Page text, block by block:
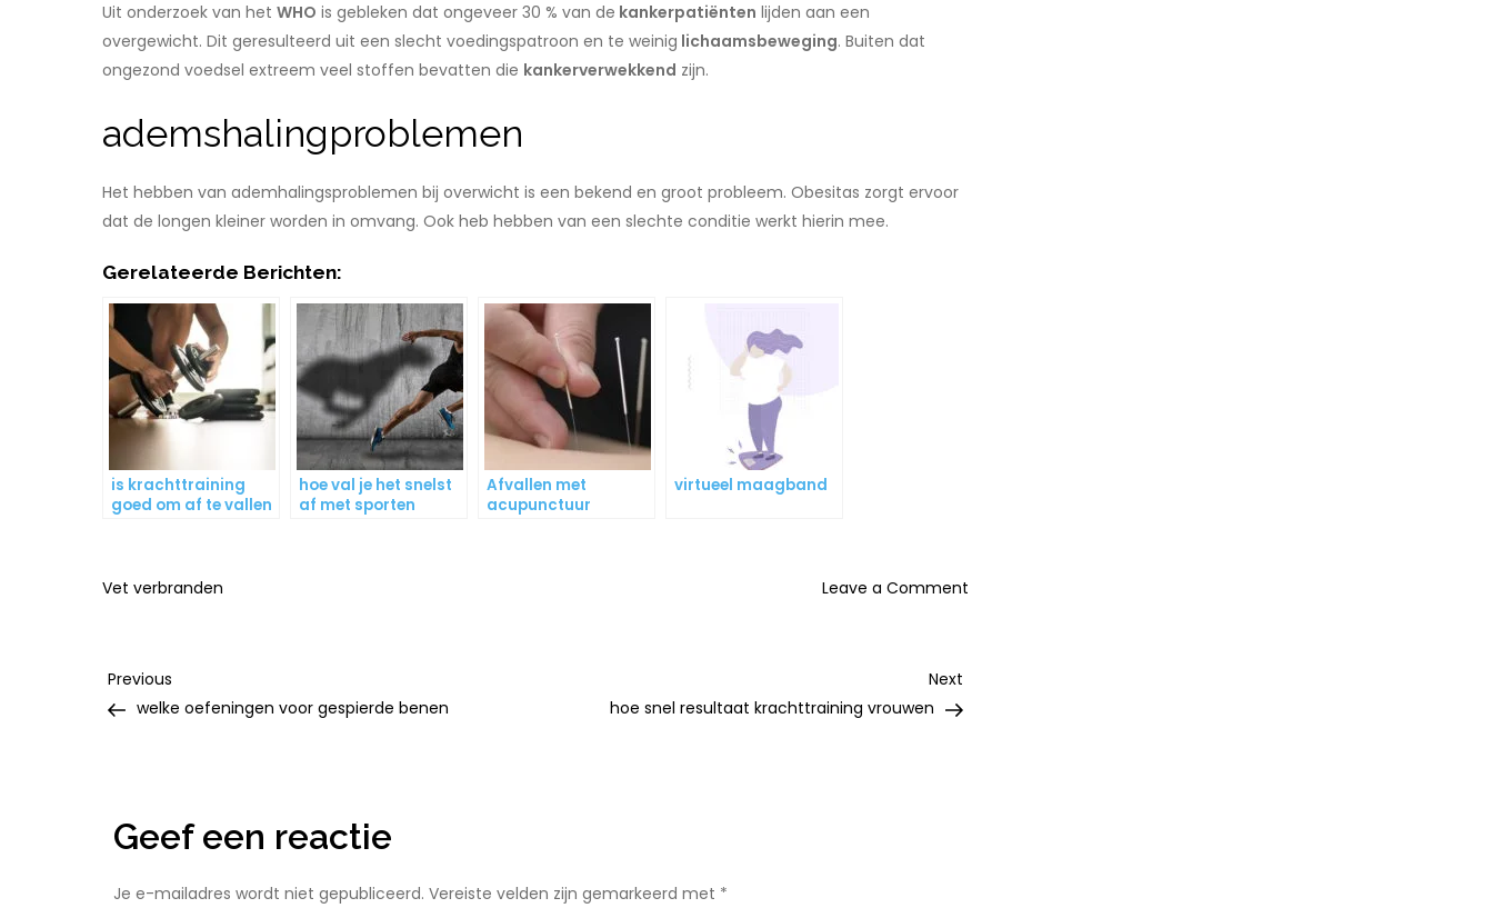
Uit onderzoek van het WHO is gebleken dat ongeveer 30 % van de kankerpatiënten lijden aan een
overgewicht. Dit geresulteerd uit een slecht voedingspatroon en te weinig lichaamsbeweging. Buiten dat
ongezond voedsel extreem veel stoffen bevatten die kankerverwekkend zijn.
ademshalingproblemen
Het hebben van ademhalingsproblemen bij overwicht is een bekend en groot probleem. Obesitas zorgt ervoor
dat de longen kleiner worden in omvang. Ook heb hebben van een slechte conditie werkt hierin mee.
Gerelateerde Berichten:
is krachttraining
goed om af te vallen
hoe val je het snelst
af met sporten
Afvallen met
acupunctuur
virtueel maagband
Vet verbranden Leave a Comment
Bericht
Previous
Post
Previous
welke oefeningen voor gespierde benen
Post
Next
hoe snel resultaat krachttraining vrouwen
Geef een reactie
Je e-mailadres wordt niet gepubliceerd. Vereiste velden zijn gemarkeerd met *